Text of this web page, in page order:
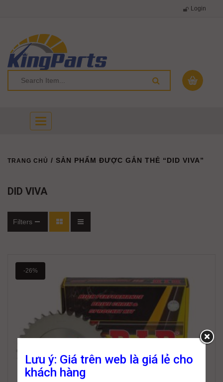
Login
Toggle
navigation
TRANG CHỦ / SẢN PHẨM ĐƯỢC GẮN THẺ “DID VIVA”
DID VIVA
Filters
-26%
Lưu ý: Giá trên web là giá lẻ cho
khách hàng